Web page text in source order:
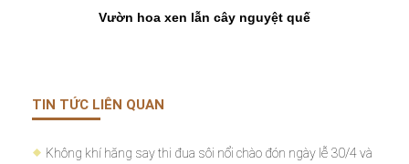
Vườn hoa xen lẫn cây nguyệt quế
TIN TỨC LIÊN QUAN
Không khí hăng say thi đua sôi nổi chào đón ngày lễ 30/4 và